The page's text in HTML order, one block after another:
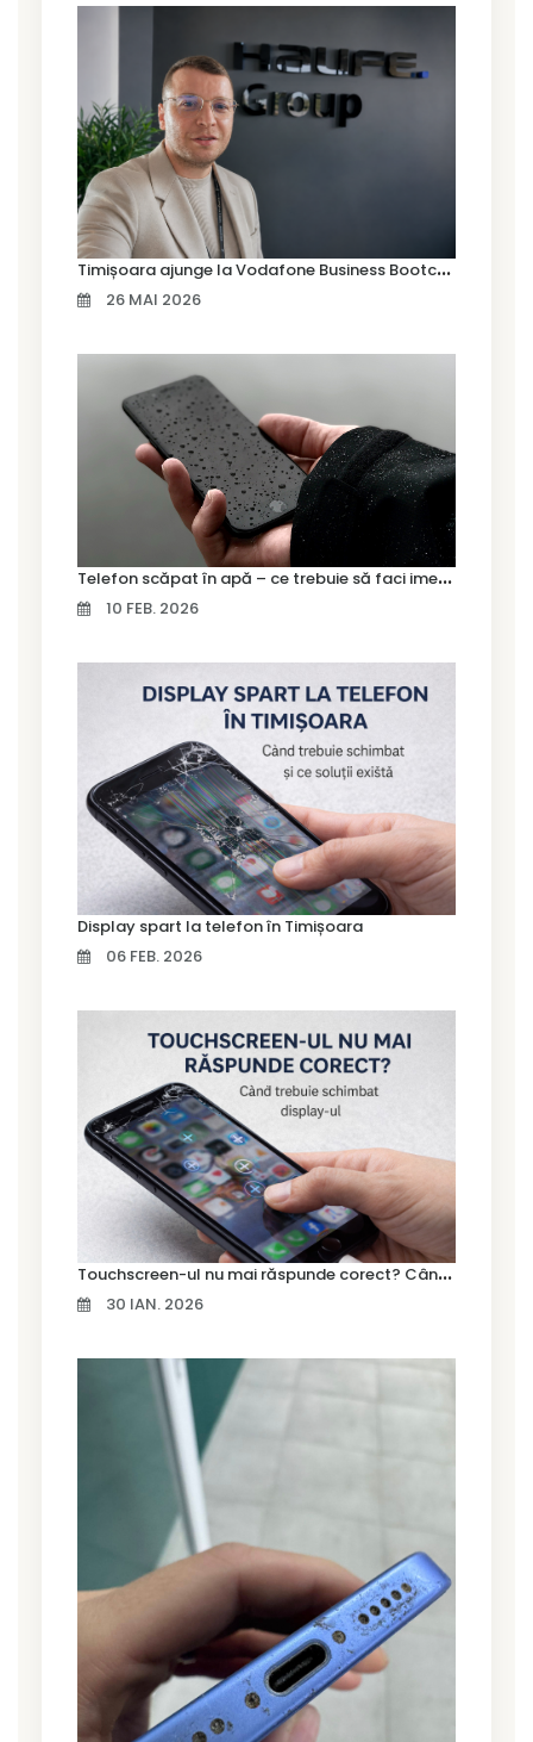
T
imișoara ajunge la Vodafone Business Bootcamp prin Marius Cermian de la Armour România
26 MAI 2026
T
elefon scăpat în apă – ce trebuie să faci imediat și ce greșeli să eviți
10 FEB. 2026
Display spart la telefon în Timișoara
06 FEB. 2026
T
ouchscreen-ul nu mai răspunde corect? Când trebuie schimbat display-ul
30 IAN. 2026